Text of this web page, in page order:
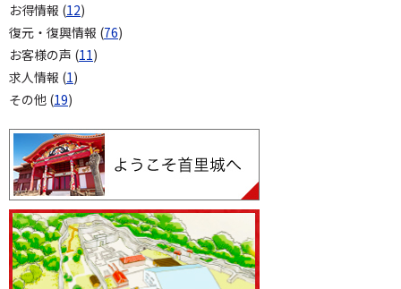
お得情報 (12)
復元・復興情報 (76)
お客様の声 (11)
求人情報 (1)
その他 (19)